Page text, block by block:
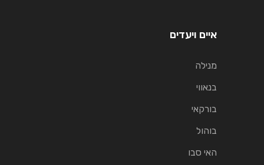
איים ויעדים
מנילה
בנאווי
בורקאי
בוהול
האי סבו